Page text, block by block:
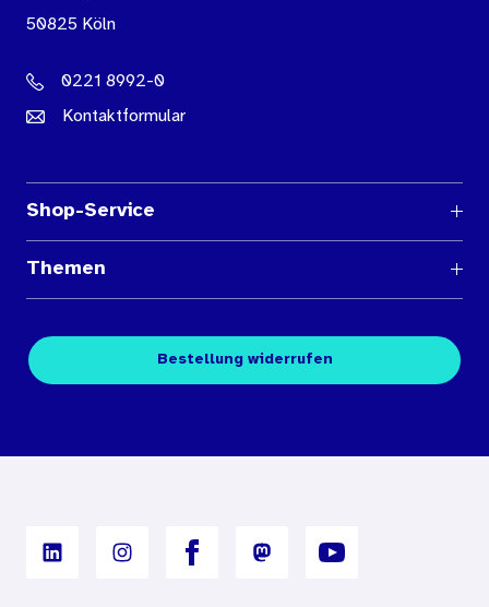
50825 Köln
0221 8992-0
Kontaktformular
Shop-Service
Medienübersichten
Kontakt
Themen
Fachpublikationen
Digitales Archiv
Bestellung widerrufen